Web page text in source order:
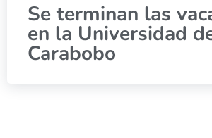
Se terminan las
en la Universidad
Carabobo